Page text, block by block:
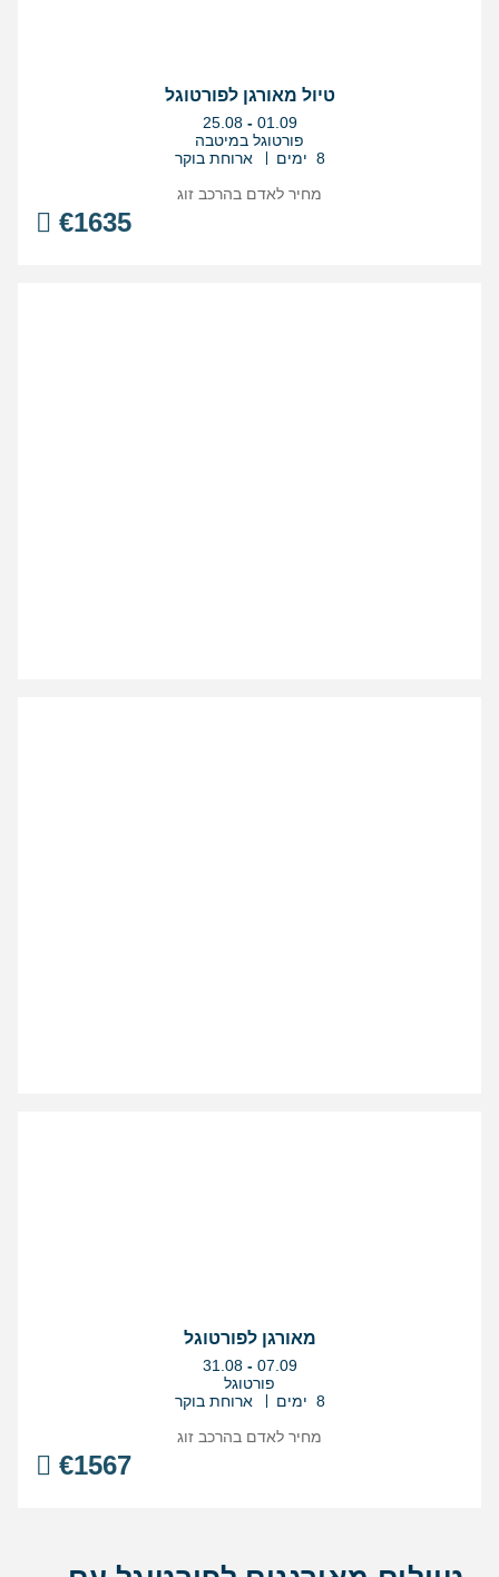
טיול מאורגן לפורטוגל
בין
התאריכים,
25.08 - 01.09
פורטוגל במיטבה
8 ימים
ארוחת בוקר
€1635
מחיר לאדם בהרכב זוג
מאורגן לפורטוגל
בין
התאריכים,
31.08 - 07.09
פורטוגל
8 ימים
ארוחת בוקר
€1567
מחיר לאדם בהרכב זוג